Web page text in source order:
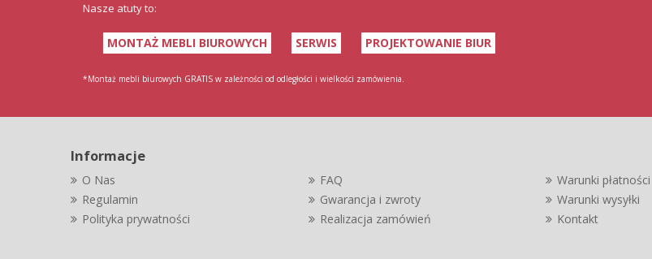
Nasze atuty to:
MONTAŻ MEBLI BIUROWYCH SERWIS PROJEKTOWANIE BIUR
*Montaż mebli biurowych GRATIS w zależności od odległości i wielkości zamówienia.
Informacje
O Nas
Regulamin
Polityka prywatności
FAQ
Gwarancja i zwroty
Realizacja zamówień
Warunki płatności
Warunki wysyłki
Kontakt